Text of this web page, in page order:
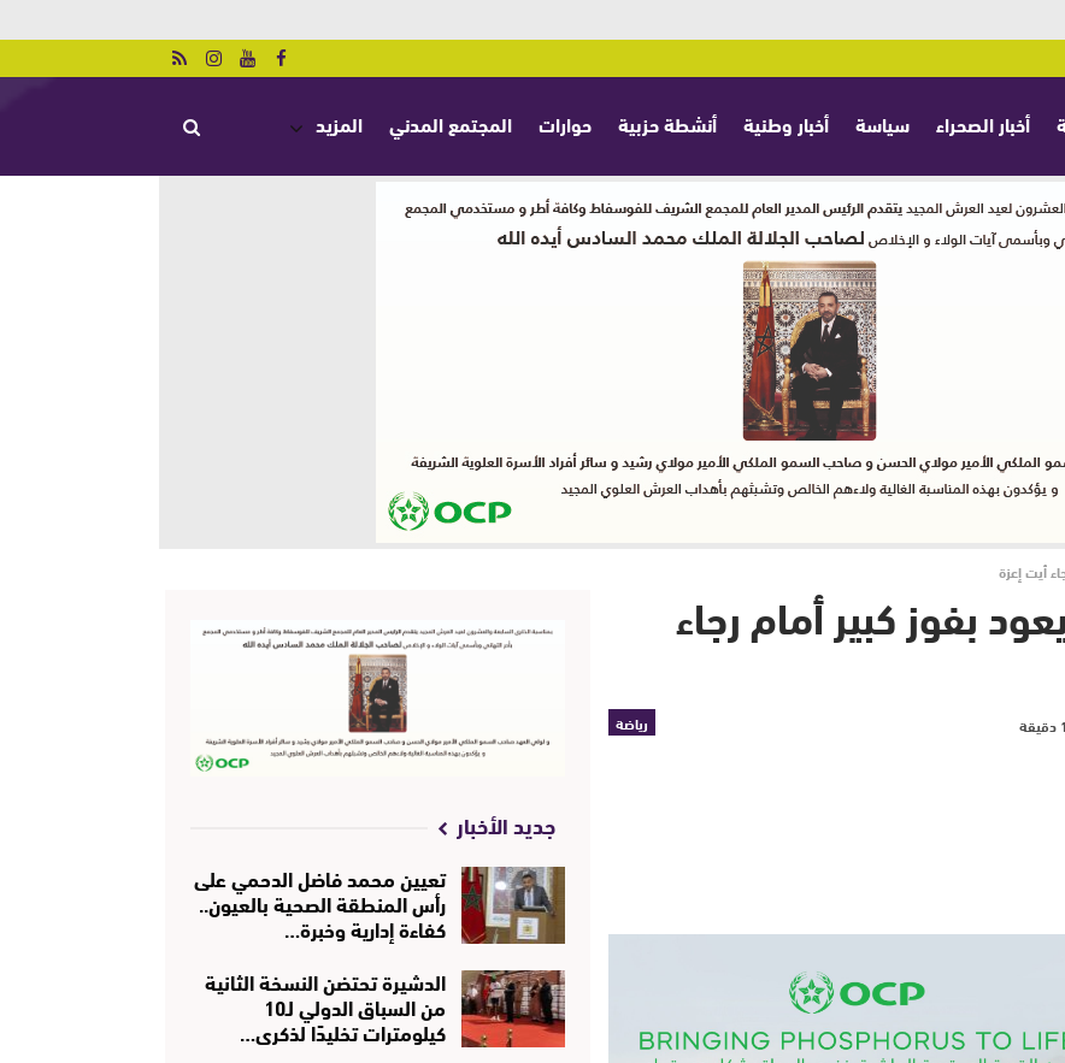
أخبار الصحراء سياسة أخبار وطنية أنشطة حزبية حوارات المجتمع المدني المزيد
أيت إعزة
بفوز كبير أمام رجاء
رياضة
جديد الأخبار
تعيين محمد فاضل الدحمي على
رأس المنطقة الصحية بالعيون..
كفاءة إدارية وخبرة…
الدشيرة تحتضن النسخة الثانية
من السباق الدولي لـ10
كيلومترات تخليدًا لذكرى…